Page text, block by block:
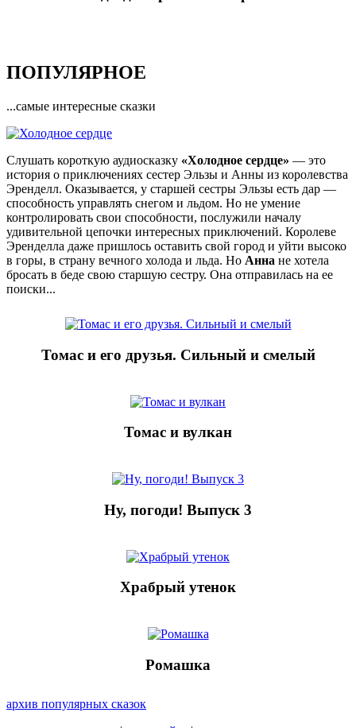
ПОПУЛЯРНОЕ
...самые интересные сказки
Слушать короткую аудиосказку «Холодное сердце» — это
история о приключениях сестер Эльзы и Анны из королевства
Эренделл. Оказывается, у старшей сестры Эльзы есть дар —
способность управлять снегом и льдом. Но не умение
контролировать свои способности, послужили началу
удивительной цепочки интересных приключений. Королеве
Эренделла даже пришлось оставить свой город и уйти высоко
в горы, в страну вечного холода и льда. Но Анна не хотела
бросать в беде свою старшую сестру. Она отправилась на ее
поиски...
Томас и его друзья. Сильный и смелый
Томас и вулкан
Ну, погоди! Выпуск 3
Храбрый утенок
Ромашка
архив популярных сказок